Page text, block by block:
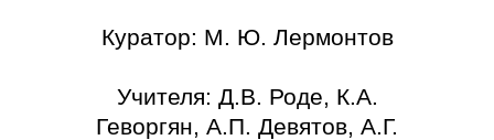
Куратор: М. Ю. Лермонтов
Учителя: Д.В. Роде, К.А.
Геворгян, А.П. Девятов, А.Г.